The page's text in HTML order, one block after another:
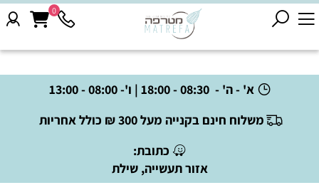
א' - ה' - 08:30 - 18:00 | ו'- 08:00 - 13:00
משלוח חינם בקנייה מעל 300 ₪ כולל אחריות
כתובת:
אזור תעשייה, שילת
0